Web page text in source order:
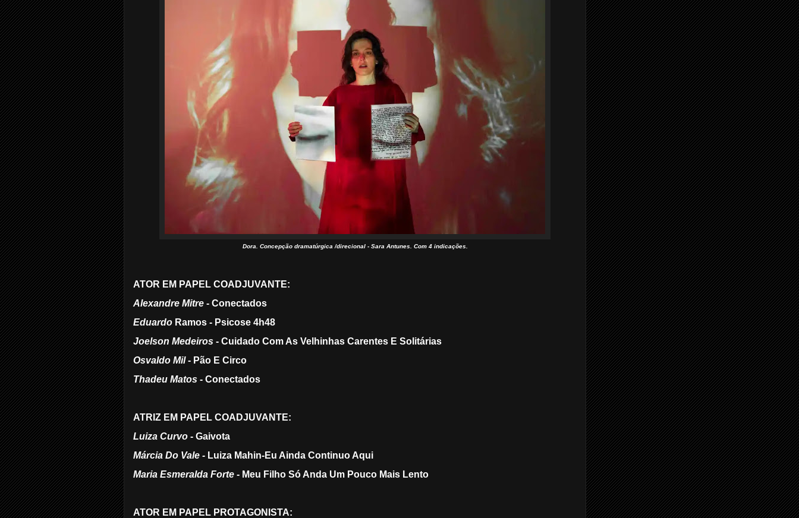
Dora. Concepção dramatúrgica /direcional - Sara Antunes. Com 4 indicações.
ATOR EM PAPEL COADJUVANTE:
Alexandre Mitre - Conectados
Eduardo Ramos - Psicose 4h48
Joelson Medeiros - Cuidado Com As Velhinhas Carentes E Solitárias
Osvaldo Mil- Pão E Circo
Thadeu Matos - Conectados
ATRIZ EM PAPEL COADJUVANTE:
Luiza Curvo - Gaivota
Márcia Do Vale - Luiza Mahin-Eu Ainda Continuo Aqui
Maria Esmeralda Forte - Meu Filho Só Anda Um Pouco Mais Lento
ATOR EM PAPEL PROTAGONISTA: